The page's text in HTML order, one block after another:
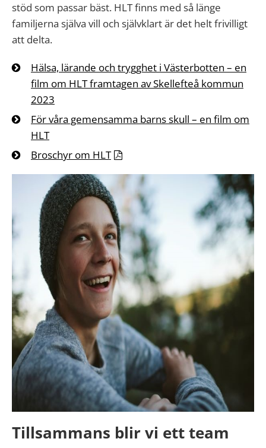
stöd som passar bäst. HLT finns med så länge
familjerna själva vill och självklart är det helt frivilligt
att delta.
Hälsa, lärande och trygghet i Västerbotten – en
film om HLT framtagen av Skellefteå kommun
2023
För våra gemensamma barns skull – en film om
HLT
Broschyr om HLT
Tillsammans blir vi ett team